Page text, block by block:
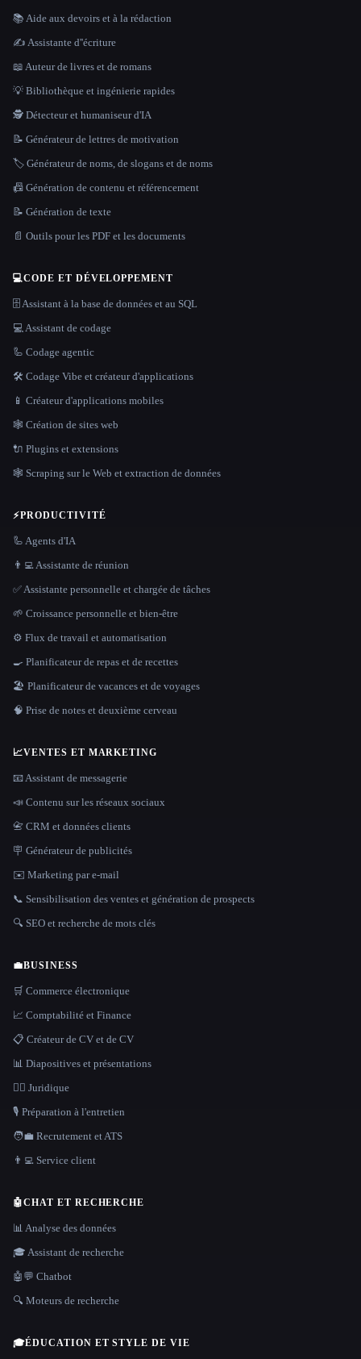
📚 Aide aux devoirs et à la rédaction
✍️ Assistante d''écriture
📖 Auteur de livres et de romans
💡 Bibliothèque et ingénierie rapides
🕵️ Détecteur et humaniseur d'IA
📝 Générateur de lettres de motivation
🏷️ Générateur de noms, de slogans et de noms
📠 Génération de contenu et référencement
📝 Génération de texte
📄 Outils pour les PDF et les documents
💻CODE ET DÉVELOPPEMENT
🗄️ Assistant à la base de données et au SQL
💻 Assistant de codage
🦾 Codage agentic
🛠️ Codage Vibe et créateur d'applications
📱 Créateur d'applications mobiles
🕸 Création de sites web
🔌 Plugins et extensions
🕸️ Scraping sur le Web et extraction de données
⚡PRODUCTIVITÉ
🦾 Agents d'IA
👨‍💻 Assistante de réunion
✅ Assistante personnelle et chargée de tâches
🌱 Croissance personnelle et bien-être
⚙️ Flux de travail et automatisation
🍳 Planificateur de repas et de recettes
🏖 Planificateur de vacances et de voyages
🧠 Prise de notes et deuxième cerveau
📈VENTES ET MARKETING
📧 Assistant de messagerie
📣 Contenu sur les réseaux sociaux
📇 CRM et données clients
🪧 Générateur de publicités
✉️ Marketing par e-mail
📞 Sensibilisation des ventes et génération de prospects
🔍 SEO et recherche de mots clés
💼BUSINESS
🛒 Commerce électronique
📈 Comptabilité et Finance
📋 Créateur de CV et de CV
📊 Diapositives et présentations
👩‍⚖️ Juridique
🎙️ Préparation à l'entretien
🧑‍💼 Recrutement et ATS
👨‍💻 Service client
🤖CHAT ET RECHERCHE
📊 Analyse des données
🎓 Assistant de recherche
🤖💬 Chatbot
🔍 Moteurs de recherche
🎓ÉDUCATION ET STYLE DE VIE